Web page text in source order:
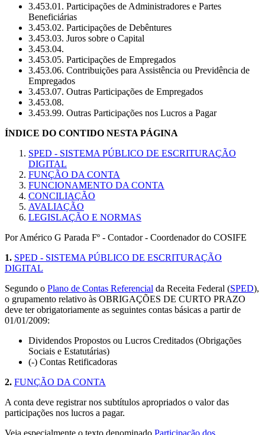
3.453.01. Participações de Administradores e Partes
Beneficiárias
3.453.02. Participações de Debêntures
3.453.03. Juros sobre o Capital
3.453.04.
3.453.05. Participações de Empregados
3.453.06. Contribuições para Assistência ou Previdência de
Empregados
3.453.07. Outras Participações de Empregados
3.453.08.
3.453.99. Outras Participações nos Lucros a Pagar
ÍNDICE DO CONTIDO NESTA PÁGINA
SPED - SISTEMA PÚBLICO DE ESCRITURAÇÃO
DIGITAL
FUNÇÃO DA CONTA
FUNCIONAMENTO DA CONTA
CONCILIAÇÃO
AVALIAÇÃO
LEGISLAÇÃO E NORMAS
Por Américo G Parada Fº - Contador - Coordenador do COSIFE
1. SPED - SISTEMA PÚBLICO DE ESCRITURAÇÃO
DIGITAL
Segundo o Plano de Contas Referencial da Receita Federal (SPED),
o grupamento relativo às OBRIGAÇÕES DE CURTO PRAZO
deve ter obrigatoriamente as seguintes contas básicas a partir de
01/01/2009:
Dividendos Propostos ou Lucros Creditados (Obrigações
Sociais e Estatutárias)
(-) Contas Retificadoras
2. FUNÇÃO DA CONTA
A conta deve registrar nos subtítulos apropriados o valor das
participações nos lucros a pagar.
Veja especialmente o texto denominado Participação dos